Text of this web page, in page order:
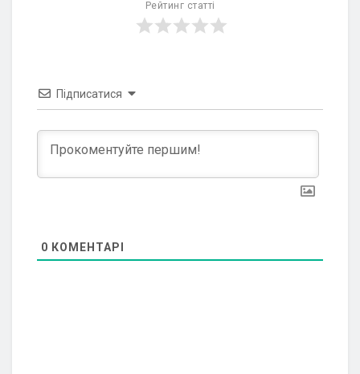
Рейтинг статті
Підписатися
0 КОМЕНТАРІ